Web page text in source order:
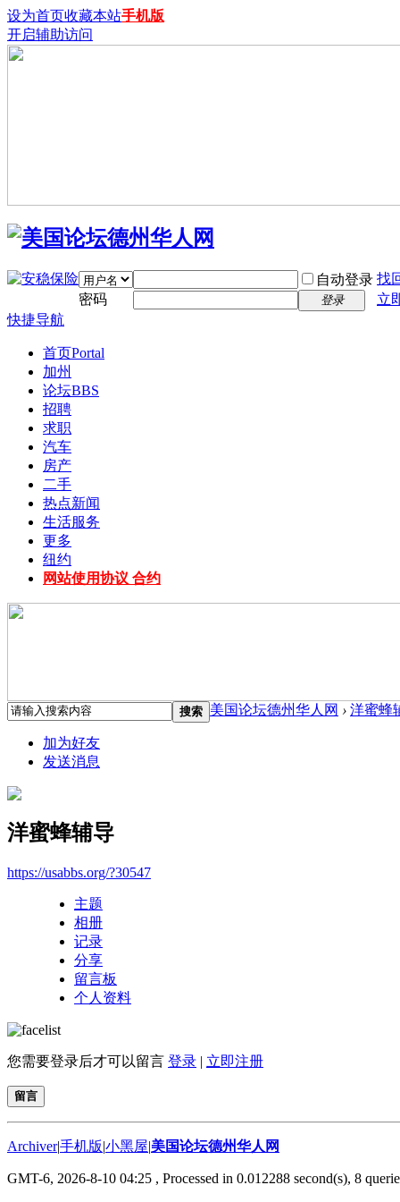
设为首页收藏本站手机版
开启辅助访问
自动登录 找
密码
登录
立
快捷导航
首页Portal
加州
论坛BBS
招聘
求职
汽车
房产
二手
热点新闻
生活服务
更多
纽约
网站使用协议 合约
搜索 美国论坛德州华人网 › 洋蜜蜂
加为好友
发送消息
洋蜜蜂辅导
https://usabbs.org/?30547
主题
相册
记录
分享
留言板
个人资料
您需要登录后才可以留言 登录 | 立即注册
留言
Archiver|手机版|小黑屋|美国论坛德州华人网
GMT-6, 2026-8-10 04:25 , Processed in 0.012288 second(s), 8